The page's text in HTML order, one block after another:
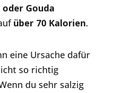
Gouda
über 70 Kalorien.
eine Ursache dafür
so richtig
du sehr salzig